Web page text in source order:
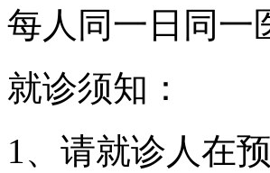
每人同一日同一
就诊须知：
1、请就诊人在